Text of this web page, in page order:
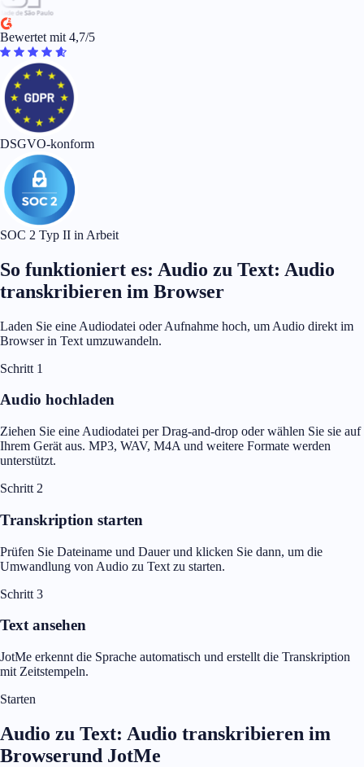
Bewertet mit 4,7/5
DSGVO-konform
SOC 2 Typ II in Arbeit
So funktioniert es: Audio zu Text: Audio
transkribieren im Browser
Laden Sie eine Audiodatei oder Aufnahme hoch, um Audio direkt im
Browser in Text umzuwandeln.
Schritt 1
Audio hochladen
Ziehen Sie eine Audiodatei per Drag-and-drop oder wählen Sie sie auf
Ihrem Gerät aus. MP3, WAV, M4A und weitere Formate werden
unterstützt.
Schritt 2
Transkription starten
Prüfen Sie Dateiname und Dauer und klicken Sie dann, um die
Umwandlung von Audio zu Text zu starten.
Schritt 3
Text ansehen
JotMe erkennt die Sprache automatisch und erstellt die Transkription
mit Zeitstempeln.
Starten
Audio zu Text: Audio transkribieren im
Browserund JotMe